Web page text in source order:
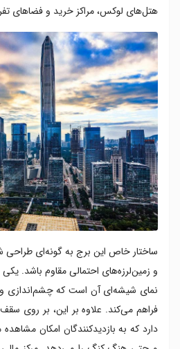
هتل‌های لوکس، مراکز خرید و فضاهای
ساختار خاص این برج به گونه‌ای طراحی
و زمین‌لرزه‌های احتمالی مقاوم باشد.
نمای شیشه‌ای آن است که چشم‌اندازی
فراهم می‌کند. علاوه بر این، بر روی
دارد که به بازدیدکنندگان امکان